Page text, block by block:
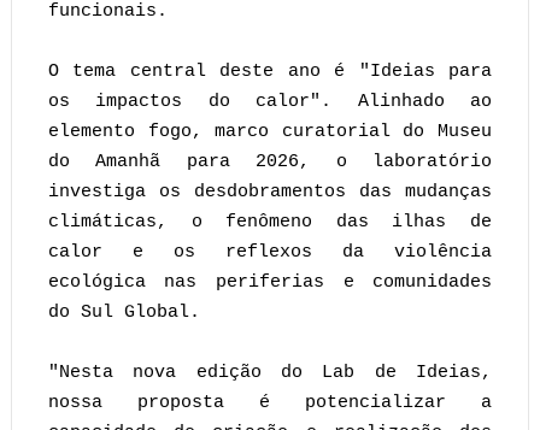
funcionais.
O tema central deste ano é "Ideias para
os impactos do calor". Alinhado ao
elemento fogo, marco curatorial do Museu
do Amanhã para 2026, o laboratório
investiga os desdobramentos das mudanças
climáticas, o fenômeno das ilhas de
calor e os reflexos da violência
ecológica nas periferias e comunidades
do Sul Global.
"Nesta nova edição do Lab de Ideias,
nossa proposta é potencializar a